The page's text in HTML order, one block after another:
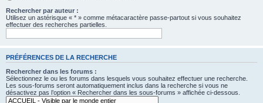
Rechercher par auteur :
Utilisez un astérisque « * » comme métacaractère passe-partout si vous souhaitez
effectuer des recherches partielles.
PRÉFÉRENCES DE LA RECHERCHE
Rechercher dans les forums :
Sélectionnez le ou les forums dans lesquels vous souhaitez effectuer une recherche.
Les sous-forums seront automatiquement inclus dans la recherche si vous ne
désactivez pas l’option « Rechercher dans les sous-forums » affichée ci-dessous.